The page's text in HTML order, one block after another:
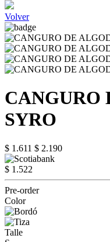
Volver
CANGURO
SYRO
$ 1.611 $ 2.190
$ 1.522
Pre-order
Color
Talle